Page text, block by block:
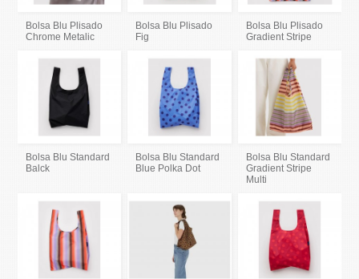
Bolsa Blu Plisado
Chrome Metalic
Bolsa Blu Plisado
Fig
Bolsa Blu Plisado
Gradient Stripe
Bolsa Blu Standard
Balck
Bolsa Blu Standard
Blue Polka Dot
Bolsa Blu Standard
Gradient Stripe
Multi